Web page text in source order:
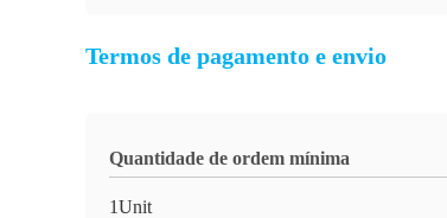
Termos de pagamento e envio
Quantidade de ordem mínima
1Unit